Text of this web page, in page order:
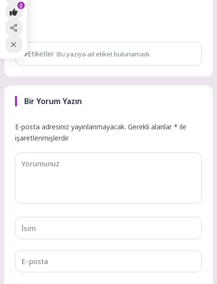
n
Etiketler :Bu yazıya ait etiket bulunamadı.
Bir Yorum Yazın
E-posta adresiniz yayınlanmayacak. Gerekli alanlar* ile
işaretlenmişlerdir
0